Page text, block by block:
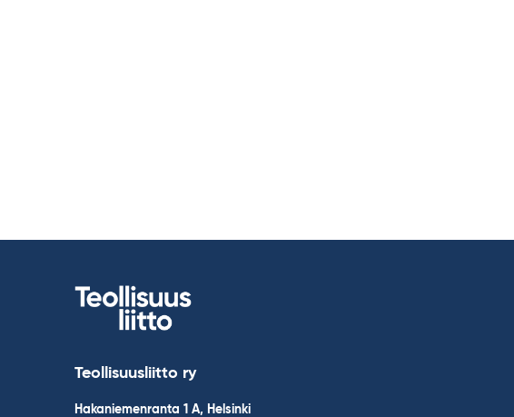
Teollisuusliitto ry
Hakaniemenranta 1 A, Helsinki